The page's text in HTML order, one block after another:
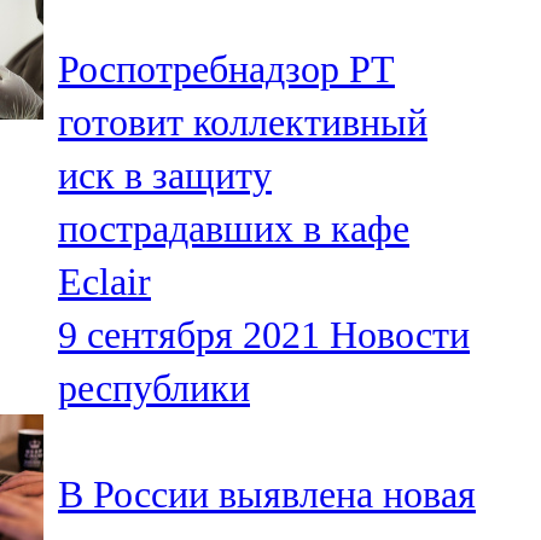
102,1 FM
Мамадыш
106,2 FM
Минзәлә
107,3 FM
Мөслим
100,0 FM
104,7 FM
Роспотребнадзор РТ
готовит коллективный
иск в защиту
пострадавших в кафе
Eclair
9 сентября 2021 Новости
республики
В России выявлена новая